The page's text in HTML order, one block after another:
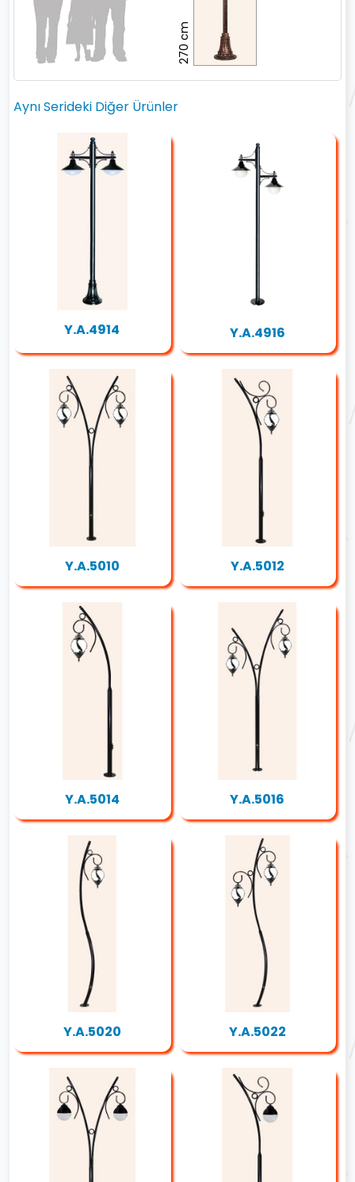
270 cm
Aynı Serideki Diğer Ürünler
Y.A.4914 Y.A.4916
Y.A.5010 Y.A.5012
Y.A.5014 Y.A.5016
Y.A.5020 Y.A.5022